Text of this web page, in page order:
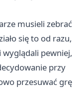
musieli zebrać
się to od razu,
pewniej,
przy
przesuwać grę